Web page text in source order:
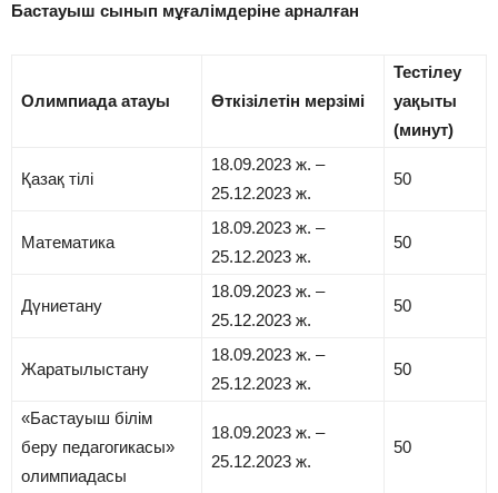
Бастауыш сынып мұғалімдеріне арналған
Олимпиада атауы Өткізілетін мерзімі
Тестілеу
уақыты
(минут)
Қазақ тілі
18.09.2023 ж. –
25.12.2023 ж.
50
Математика
18.09.2023 ж. –
25.12.2023 ж.
50
Дүниетану
18.09.2023 ж. –
25.12.2023 ж.
50
Жаратылыстану
18.09.2023 ж. –
25.12.2023 ж.
50
«Бастауыш білім
беру педагогикасы»
олимпиадасы
18.09.2023 ж. –
25.12.2023 ж.
50